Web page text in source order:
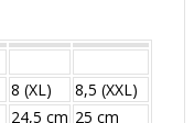
8 (XL)
8,5 (XXL)
24,5 cm 25 cm